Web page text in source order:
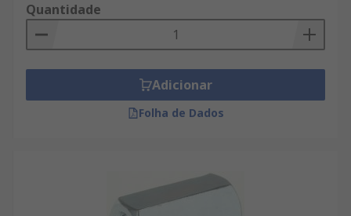
Quantidade
Adicionar
Folha de Dados